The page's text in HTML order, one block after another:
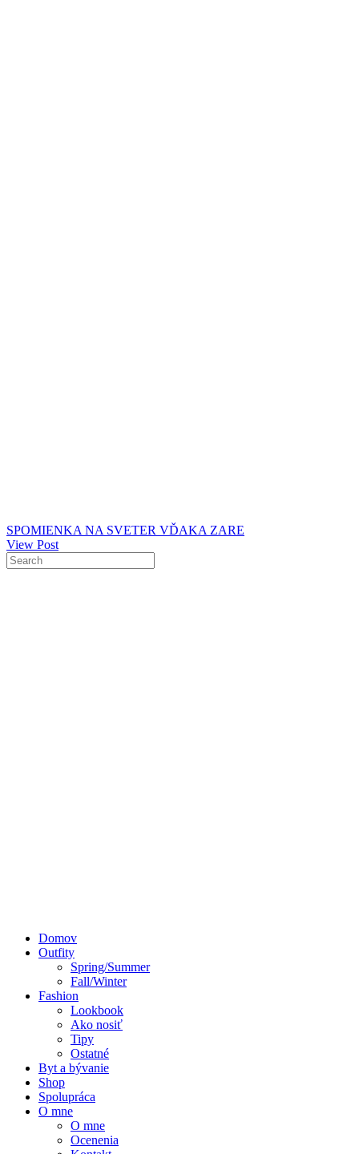
SPOMIENKA NA SVETER VĎAKA ZARE
View Post
Domov
Outfity
Spring/Summer
Fall/Winter
Fashion
Lookbook
Ako nosiť
Tipy
Ostatné
Byt a bývanie
Shop
Spolupráca
O mne
O mne
Ocenenia